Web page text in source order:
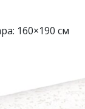
160×190 см